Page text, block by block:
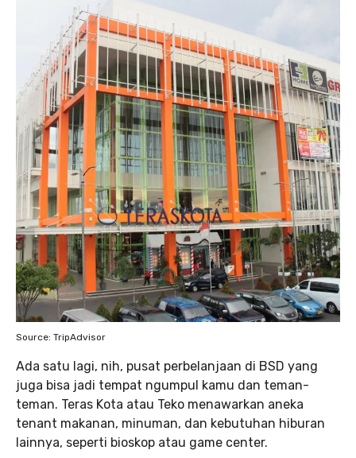
Source: TripAdvisor
Ada satu lagi, nih, pusat perbelanjaan di BSD yang
juga bisa jadi tempat ngumpul kamu dan teman-
teman. Teras Kota atau Teko menawarkan aneka
tenant makanan, minuman, dan kebutuhan hiburan
lainnya, seperti bioskop atau game center.